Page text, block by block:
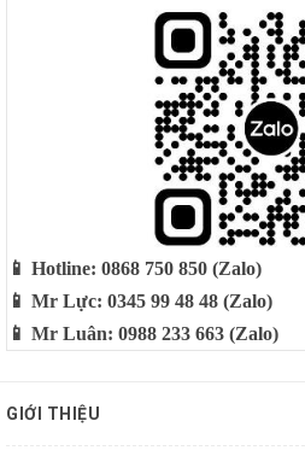
📱 Hotline: 0868 750 850 (Zalo)
📱 Mr Lực: 0345 99 48 48 (Zalo)
📱 Mr Luân: 0988 233 663 (Zalo)
GIỚI THIỆU